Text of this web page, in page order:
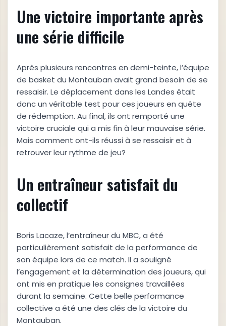
Une victoire importante après
une série difficile
Après plusieurs rencontres en demi-teinte, l’équipe
de basket du Montauban avait grand besoin de se
ressaisir. Le déplacement dans les Landes était
donc un véritable test pour ces joueurs en quête
de rédemption. Au final, ils ont remporté une
victoire cruciale qui a mis fin à leur mauvaise série.
Mais comment ont-ils réussi à se ressaisir et à
retrouver leur rythme de jeu?
Un entraîneur satisfait du
collectif
Boris Lacaze, l’entraîneur du MBC, a été
particulièrement satisfait de la performance de
son équipe lors de ce match. Il a souligné
l’engagement et la détermination des joueurs, qui
ont mis en pratique les consignes travaillées
durant la semaine. Cette belle performance
collective a été une des clés de la victoire du
Montauban.